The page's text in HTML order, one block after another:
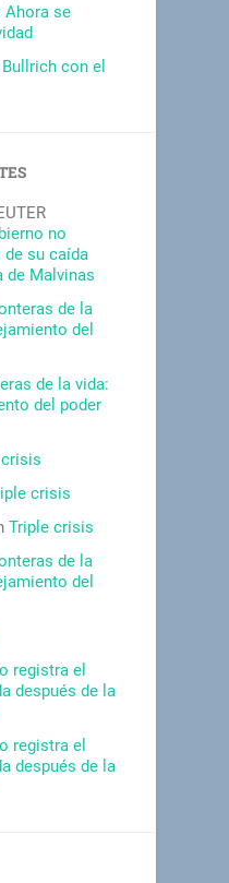
Ahora se
con el
no
su caída
de Malvinas
de la
del
de la vida:
del poder
crisis
Triple crisis
de la
del
registra el
después de la
registra el
después de la